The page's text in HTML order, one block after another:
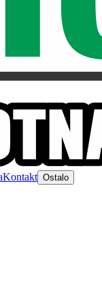
Kontakt Ostalo